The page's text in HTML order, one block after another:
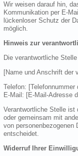
Wir weisen darauf hin,
Kommunikation per E-
lückenloser Schutz der
möglich.
Hinweis zur
Die verantwortliche
[Name und Anschrift der
Telefon:
E-Mail: [E-Mail-Adresse
Verantwortliche Stelle ist
oder gemeinsam mit
von personenbezogenen
entscheidet.
Widerruf Ihrer